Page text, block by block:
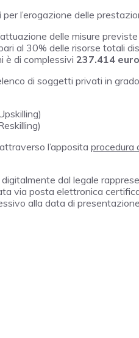
per l’erogazione delle
delle misure
pari al 30% delle risorse totali
è di complessivi 237.414 euro
di soggetti privati in
attraverso l’apposita procedura
dal legale
via posta elettronica
alla data di